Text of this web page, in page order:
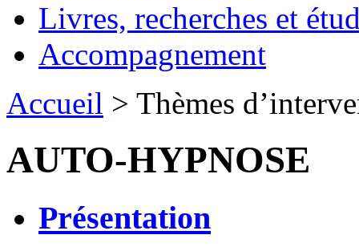
Livres, recherches et
Accompagnement
Accueil > Thèmes
AUTO-HYPNOSE
Présentation